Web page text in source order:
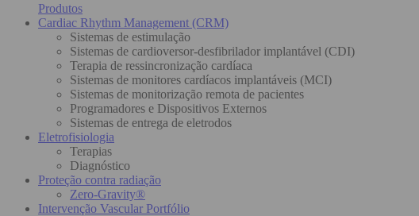
Produtos
Cardiac Rhythm Management (CRM)
Sistemas de estimulação
Sistemas de cardioversor-desfibrilador implantável (CDI)
Terapia de ressincronização cardíaca
Sistemas de monitores cardíacos implantáveis (MCI)
Sistemas de monitorização remota de pacientes
Programadores e Dispositivos Externos
Sistemas de entrega de eletrodos
Eletrofisiologia
Terapias
Diagnóstico
Proteção contra radiação
Zero-Gravity®
Intervenção Vascular Portfólio